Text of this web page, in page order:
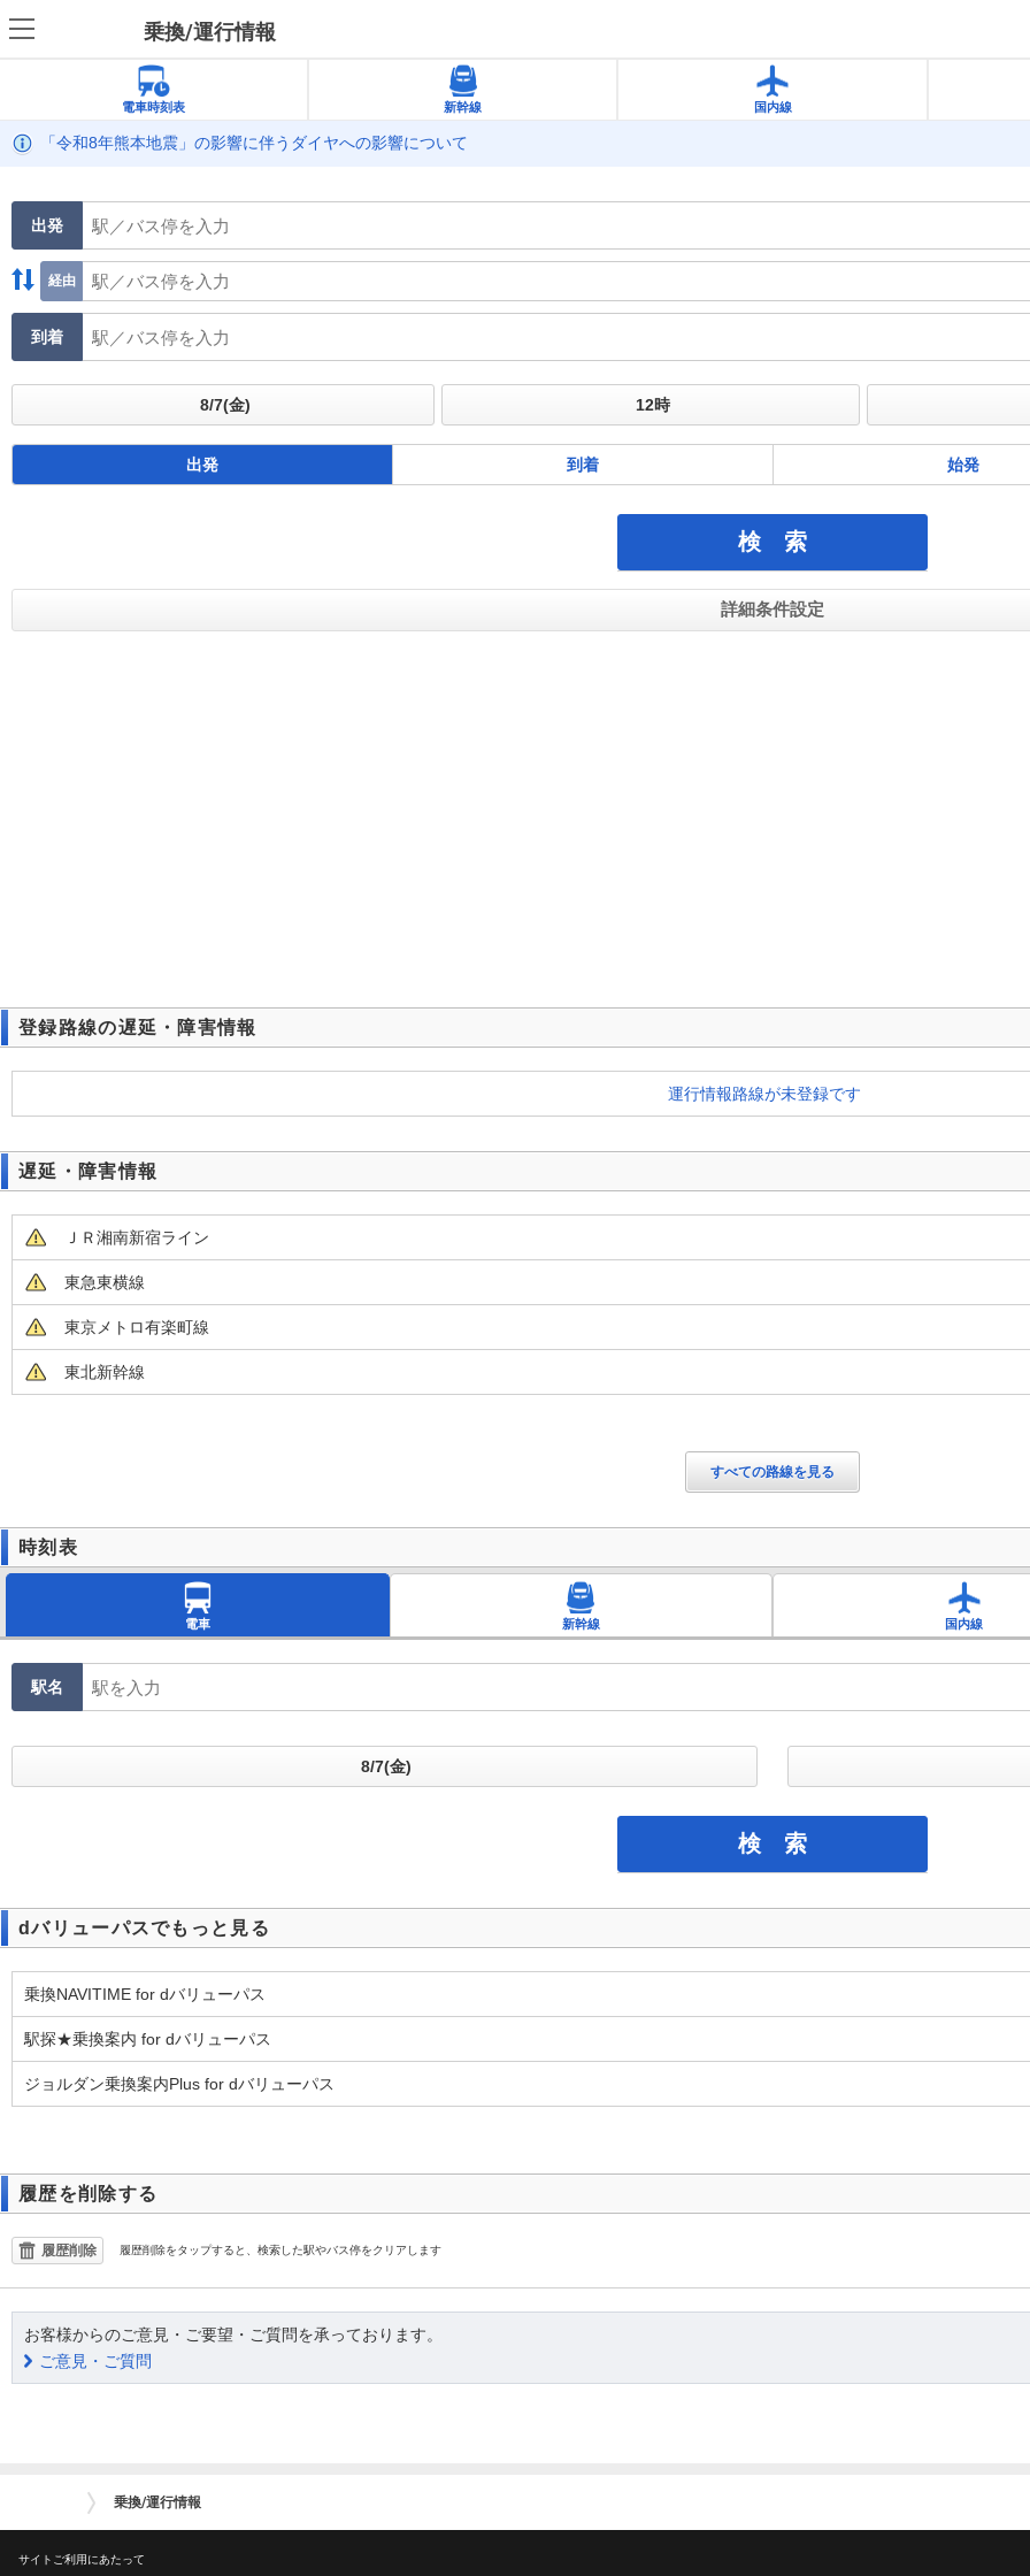
乗換/運行情報
電車時刻表 新幹線 国内線
「令和8年熊本地震」の影響に伴うダイヤへの影響について
出発
経由
到着
出発 到着 始発
詳細条件設定
登録路線の遅延・障害情報
運行情報路線が未登録です
遅延・障害情報
ＪＲ湘南新宿ライン
東急東横線
東京メトロ有楽町線
東北新幹線
すべての路線を見る
時刻表
電車 新幹線 国内線
駅名
dバリューパスでもっと見る
乗換NAVITIME for dバリューパス
駅探★乗換案内 for dバリューパス
ジョルダン乗換案内Plus for dバリューパス
履歴を削除する
履歴削除 履歴削除をタップすると、検索した駅やバス停をクリアします
お客様からのご意見・ご要望・ご質問を承っております。
ご意見・ご質問
乗換/運行情報
サイトご利用にあたって